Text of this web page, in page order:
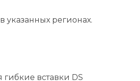
указанных регионах.
вставки DS